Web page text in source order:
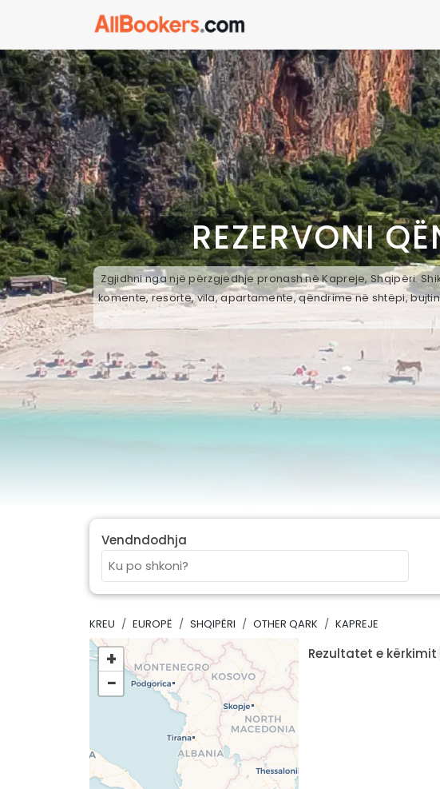
REZERVONI
Zgjidhni nga një përzgjedhje pronash në Kapreje, Shqipëri.
komente, resorte, vila, apartamente, qëndrime në shtëpi,
Vendndodhja
KREU EUROPË SHQIPËRI OTHER QARK KAPREJE
+
−
Rezultatet e kërkimit